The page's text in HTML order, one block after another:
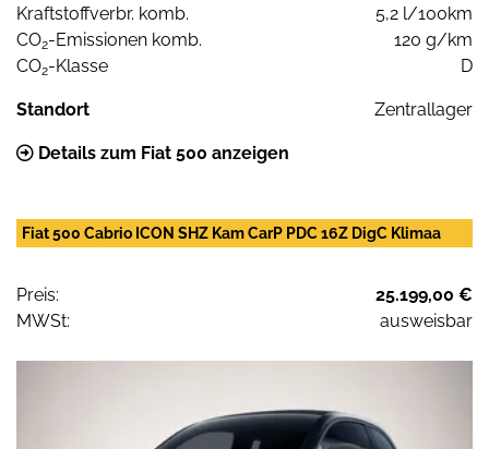
Kraftstoffverbr. komb.
5,2 l/100km
CO2-Emissionen komb.
120 g/km
CO2-Klasse D
Standort Zentrallager
Details zum Fiat 500 anzeigen
Fiat 500 Cabrio ICON SHZ Kam CarP PDC 16Z DigC Klimaa
Preis:
25.199,00 €
MWSt:
ausweisbar